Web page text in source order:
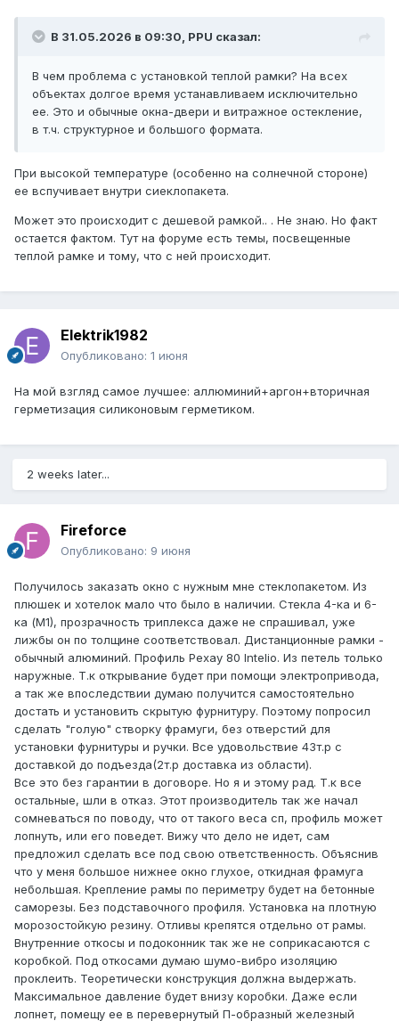
В 31.05.2026 в 09:30, PPU сказал:
В чем проблема с установкой теплой рамки? На всех
объектах долгое время устанавливаем исключительно
ее. Это и обычные окна-двери и витражное остекление,
в т.ч. структурное и большого формата.
При высокой температуре (особенно на солнечной стороне)
ее вспучивает внутри сиеклопакета.
Может это происходит с дешевой рамкой.. . Не знаю. Но факт
остается фактом. Тут на форуме есть темы, посвещенные
теплой рамке и тому, что с ней происходит.
Elektrik1982
Опубликовано: 1 июня
На мой взгляд самое лучшее: аллюминий+аргон+вторичная
герметизация силиконовым герметиком.
2 weeks later...
Fireforce
Опубликовано: 9 июня
Получилось заказать окно с нужным мне стеклопакетом. Из
плюшек и хотелок мало что было в наличии. Стекла 4-ка и 6-
ка (М1), прозрачность триплекса даже не спрашивал, уже
лижбы он по толщине соответствовал. Дистанционные рамки -
обычный алюминий. Профиль Рехау 80 Intelio. Из петель только
наружные. Т.к открывание будет при помощи электропривода,
а так же впоследствии думаю получится самостоятельно
достать и установить скрытую фурнитуру. Поэтому попросил
сделать "голую" створку фрамуги, без отверстий для
установки фурнитуры и ручки. Все удовольствие 43т.р с
доставкой до подъезда(2т.р доставка из области).
Все это без гарантии в договоре. Но я и этому рад. Т.к все
остальные, шли в отказ. Этот производитель так же начал
сомневаться по поводу, что от такого веса сп, профиль может
лопнуть, или его поведет. Вижу что дело не идет, сам
предложил сделать все под свою ответственность. Объяснив
что у меня большое нижнее окно глухое, откидная фрамуга
небольшая. Крепление рамы по периметру будет на бетонные
саморезы. Без подставочного профиля. Установка на плотную
морозостойкую резину. Отливы крепятся отдельно от рамы.
Внутренние откосы и подоконник так же не соприкасаются с
коробкой. Под откосами думаю шумо-вибро изоляцию
проклеить. Теоретически конструкция должна выдержать.
Максимальное давление будет внизу коробки. Даже если
лопнет, помещу ее в перевернутый П-образный железный